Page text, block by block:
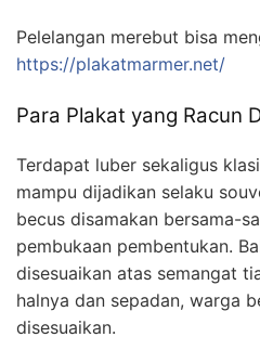
Pelelangan merebut bisa
https://plakatmarmer.net/
Para Plakat yang Racun
Terdapat luber sekaligus
mampu dijadikan selaku
becus disamakan bersama-
pembukaan pembentukan.
disesuaikan atas semangat
halnya dan sepadan, warga
disesuaikan.